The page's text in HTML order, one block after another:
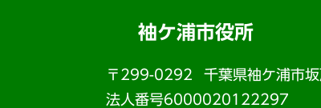
袖ケ浦市役所
〒299-0292
千葉県袖ケ浦市
法人番号6000020122297